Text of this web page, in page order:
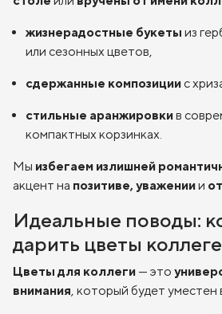
жизнерадостные букеты из
или сезонных цветов,
сдержанные композиции с
стильные аранжировкив
компактных корзинках.
Мы избегаем излишней
акцент на позитиве, уважениии
Идеальные поводы:
дарить цветы коллеге
Цветы для коллеги — это
внимания, который будет уместен